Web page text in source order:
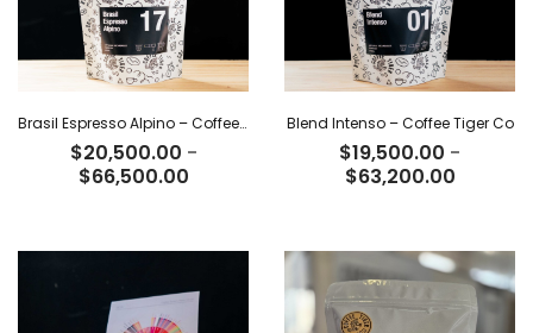
Brasil Espresso Alpino – Coffee Tiger Co
$20,500.00 -
$66,500.00Rango
desde
$20,500.00
hasta
$66,500.00
Blend Intenso – Coffee Tiger Co
$19,500.00 -
$63,200.00Rango
desde
hasta